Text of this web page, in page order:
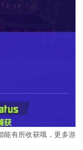
能有所收获哦，更多游